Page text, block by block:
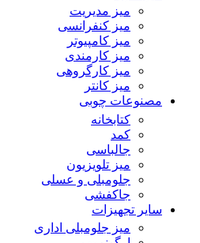
میز مدیریت
میز کنفرانسی
میز کامپیوتر
میز کارمندی
میز کارگروهی
میز کانتر
مصنوعات چوبی
کتابخانه
کمد
جالباسی
میز تلویزیون
جلومبلی و عسلی
جاکفشی
سایر تجهیزات
میز جلومبلی اداری